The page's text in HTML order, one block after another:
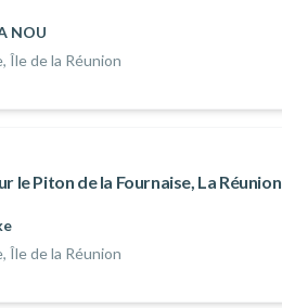
NOU
Île de la Réunion
le Piton de la Fournaise, La Réunion
Île de la Réunion